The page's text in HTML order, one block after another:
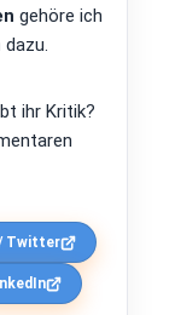
gehöre ich
dazu.
ihr Kritik?
Twitter